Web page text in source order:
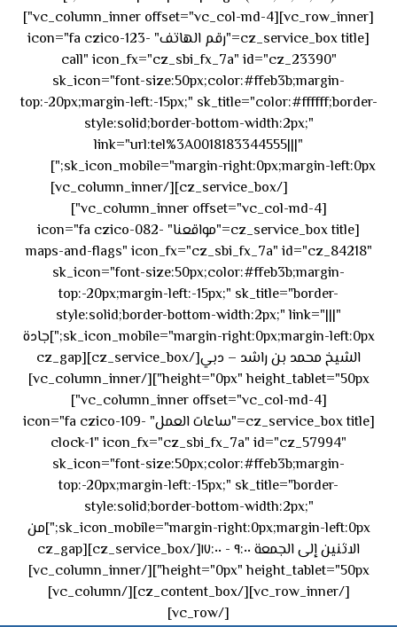
[vc_row_inner][vc_column_inner offset="vc_col-md-4"]
[cz_service_box title="رقم الهاتف" icon="fa czico-123-
call" icon_fx="cz_sbi_fx_7a" id="cz_23390"
sk_icon="font-size:50px;color:#ffeb3b;margin-
top:-20px;margin-left:-15px;" sk_title="color:#ffffff;border-
style:solid;border-bottom-width:2px;"
link="url:tel%3A0018183344555|||"
sk_icon_mobile="margin-right:0px;margin-left:0px;"]
[/cz_service_box][/vc_column_inner]
[vc_column_inner offset="vc_col-md-4"]
[cz_service_box title="مواقعنا" icon="fa czico-082-
maps-and-flags" icon_fx="cz_sbi_fx_7a" id="cz_84218"
sk_icon="font-size:50px;color:#ffeb3b;margin-
top:-20px;margin-left:-15px;" sk_title="border-
style:solid;border-bottom-width:2px;" link="|||"
sk_icon_mobile="margin-right:0px;margin-left:0px;"]جادة
الشيخ محمد بن راشد – دبي[/cz_service_box][cz_gap
height="0px" height_tablet="50px"][/vc_column_inner]
[vc_column_inner offset="vc_col-md-4"]
[cz_service_box title="ساعات العمل" icon="fa czico-109-
clock-1" icon_fx="cz_sbi_fx_7a" id="cz_57994"
sk_icon="font-size:50px;color:#ffeb3b;margin-
top:-20px;margin-left:-15px;" sk_title="border-
style:solid;border-bottom-width:2px;"
sk_icon_mobile="margin-right:0px;margin-left:0px;"]من
الاثنين إلى الجمعة ٩:٠٠ - ١٧:٠٠[/cz_service_box][cz_gap
height="0px" height_tablet="50px"][/vc_column_inner]
[/vc_row_inner][/cz_content_box][/vc_column]
[/vc_row]